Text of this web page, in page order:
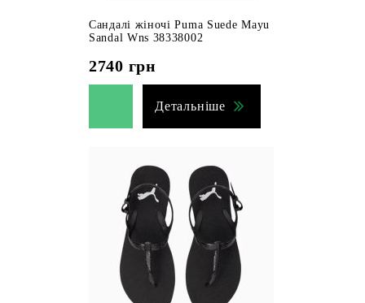
Сандалі жіночі Puma Suede Mayu
Sandal Wns 38338002
2740 грн
Детальніше